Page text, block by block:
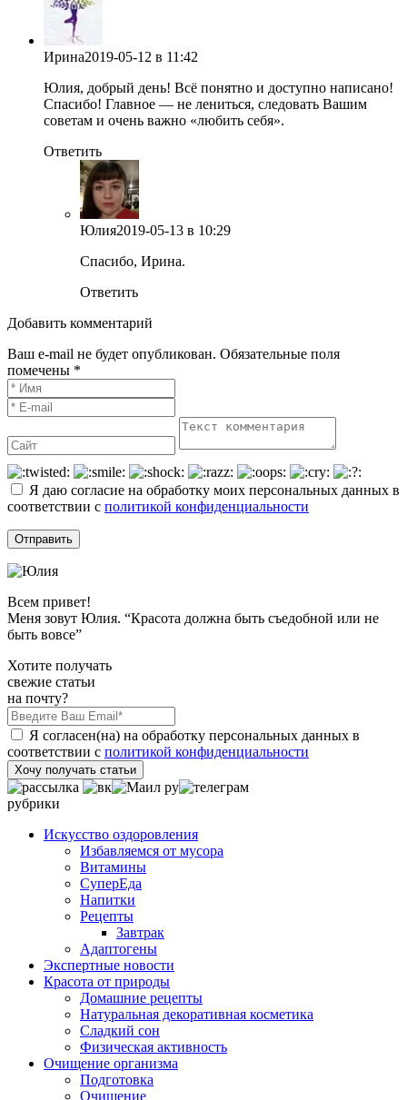
Ирина2019-05-12 в 11:42
Юлия, добрый день! Всё понятно и доступно написано!
Спасибо! Главное — не лениться, следовать Вашим
советам и очень важно «любить себя».
Ответить
Юлия2019-05-13 в 10:29
Спасибо, Ирина.
Ответить
Добавить комментарий
Ваш e-mail не будет опубликован. Обязательные поля
помечены *
Я даю согласие на обработку моих персональных данных в
соответствии с политикой конфиденциальности
Всем привет!
Меня зовут Юлия. “Красота должна быть съедобной или не
быть вовсе”
Хотите получать
свежие статьи
на почту?
Я согласен(на) на обработку персональных данных в
соответствии с политикой конфиденциальности
Хочу получать статьи
рубрики
Искусство оздоровления
Избавляемся от мусора
Витамины
СуперЕда
Напитки
Рецепты
Завтрак
Адаптогены
Экспертные новости
Красота от природы
Домашние рецепты
Натуральная декоративная косметика
Сладкий сон
Физическая активность
Очищение организма
Подготовка
Очищение